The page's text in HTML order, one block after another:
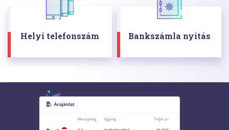
Helyi telefonszám Bankszámla nyitás